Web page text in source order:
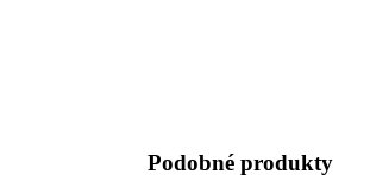
Podobné produkty